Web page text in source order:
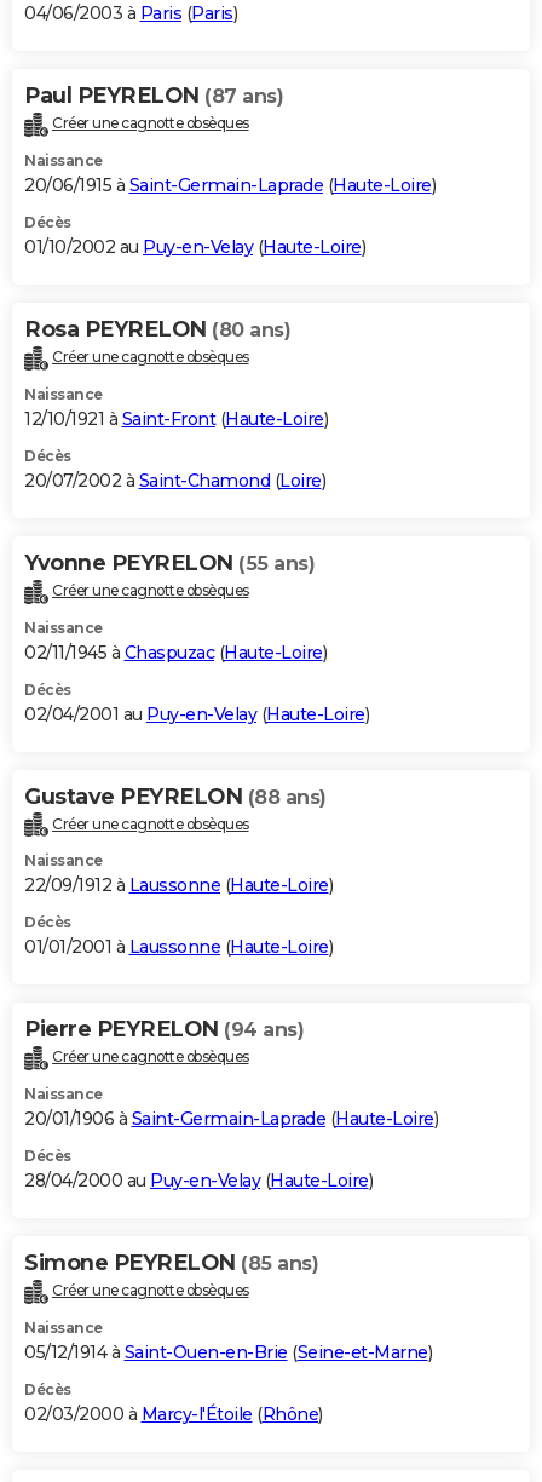
04/06/2003 à Paris (Paris)
Paul PEYRELON (87 ans)
Créer une cagnotte obsèques
Naissance
20/06/1915 à Saint-Germain-Laprade (Haute-Loire)
Décès
01/10/2002 au Puy-en-Velay(Haute-Loire)
Rosa PEYRELON (80 ans)
Créer une cagnotte obsèques
Naissance
12/10/1921 à Saint-Front(Haute-Loire)
Décès
20/07/2002 à Saint-Chamond (Loire)
Yvonne PEYRELON (55 ans)
Créer une cagnotte obsèques
Naissance
02/11/1945 à Chaspuzac(Haute-Loire)
Décès
02/04/2001 au Puy-en-Velay(Haute-Loire)
Gustave PEYRELON (88 ans)
Créer une cagnotte obsèques
Naissance
22/09/1912 à Laussonne (Haute-Loire)
Décès
01/01/2001 à Laussonne (Haute-Loire)
Pierre PEYRELON (94 ans)
Créer une cagnotte obsèques
Naissance
20/01/1906 à Saint-Germain-Laprade (Haute-Loire)
Décès
28/04/2000 au Puy-en-Velay(Haute-Loire)
Simone PEYRELON (85 ans)
Créer une cagnotte obsèques
Naissance
05/12/1914 à Saint-Ouen-en-Brie (Seine-et-Marne)
Décès
02/03/2000 à Marcy-l'Étoile (Rhône)